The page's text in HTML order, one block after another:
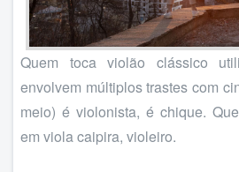
Quem toca violão clássico
envolvem múltiplos trastes com
meio) é violonista, é chique.
em viola caipira, violeiro.